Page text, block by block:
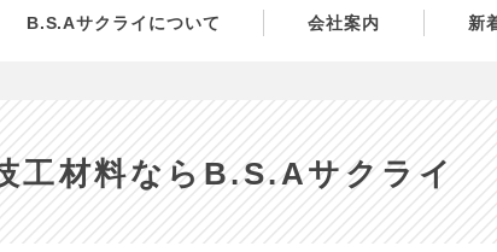
B.S.Aサクライについて 会社案内 新
工材料ならB.S.Aサクライ